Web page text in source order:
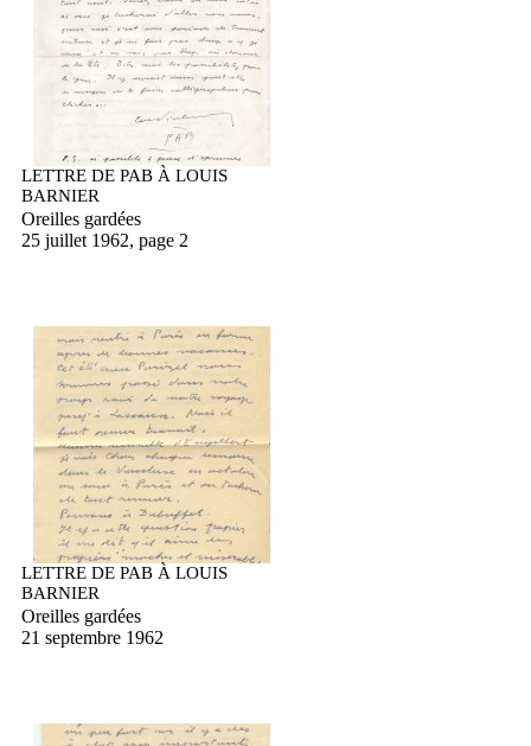
LETTRE DE PAB À LOUIS
BARNIER
Oreilles gardées
25 juillet 1962, page 2
LETTRE DE PAB À LOUIS
BARNIER
Oreilles gardées
21 septembre 1962